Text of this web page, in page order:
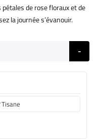
de rose floraux et de
la journée s’évanouir.
Tisane